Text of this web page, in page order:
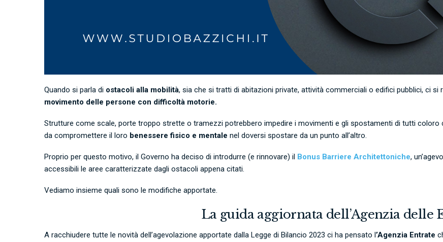
Quando si parla di ostacoli alla mobilità, sia che si tratti di abitazioni private, attività commerciali o edifici pubblici, ci
movimento delle persone con difficoltà motorie.
Strutture come scale, porte troppo strette o tramezzi potrebbero impedire i movimenti e gli spostamenti di tutti coloro
da compromettere il loro benessere fisico e mentale nel doversi spostare da un punto all’altro.
Proprio per questo motivo, il Governo ha deciso di introdurre (e rinnovare) il Bonus Barriere Architettoniche,
accessibili le aree caratterizzate dagli ostacoli appena citati.
Vediamo insieme quali sono le modifiche apportate.
La guida aggiornata dell’Agenzia delle
A racchiudere tutte le novità dell’agevolazione apportate dalla Legge di Bilancio 2023 ci ha pensato l’Agenzia Entrate